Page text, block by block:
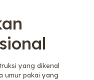
yang dikenal
umur pakai yang